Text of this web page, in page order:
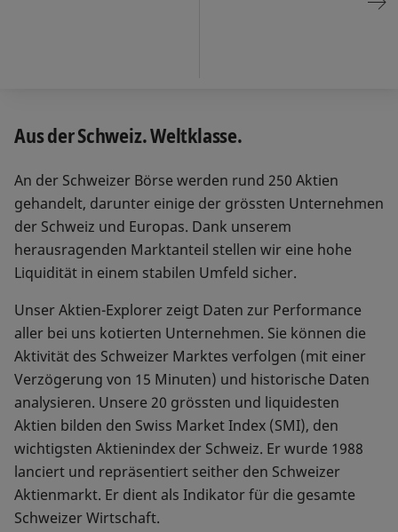
Aus der Schweiz. Weltklasse.
An der Schweizer Börse werden rund 250 Aktien
gehandelt, darunter einige der grössten Unternehmen
der Schweiz und Europas. Dank unserem
herausragenden Marktanteil stellen wir eine hohe
Liquidität in einem stabilen Umfeld sicher.
Unser Aktien-Explorer zeigt Daten zur Performance
aller bei uns kotierten Unternehmen. Sie können die
Aktivität des Schweizer Marktes verfolgen (mit einer
Verzögerung von 15 Minuten) und historische Daten
analysieren. Unsere 20 grössten und liquidesten
Aktien bilden den Swiss Market Index (SMI), den
wichtigsten Aktienindex der Schweiz. Er wurde 1988
lanciert und repräsentiert seither den Schweizer
Aktienmarkt. Er dient als Indikator für die gesamte
Schweizer Wirtschaft.